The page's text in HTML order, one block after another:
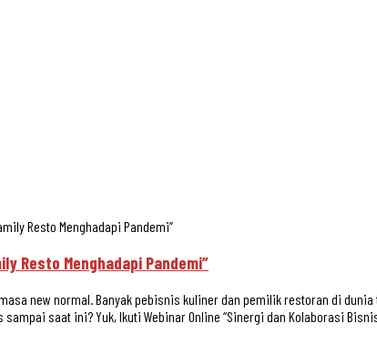
Resto Menghadapi Pandemi”
Resto Menghadapi Pandemi”
new normal. Banyak pebisnis kuliner dan pemilik restoran di
saat ini? Yuk, Ikuti Webinar Online “Sinergi dan Kolaborasi